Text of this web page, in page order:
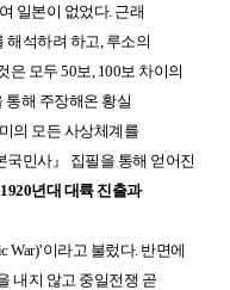
일본이 없었다. 근래
해석하려 하고, 루소의
모두 50보, 100보 차이의
통해 주장해온 황실
의 모든 사상체계를
국민사』
집필을 통해 얻어진
년대 대륙 진출과
War)’이라고 불렀다. 반면에
내지 않고 중일전쟁 곧